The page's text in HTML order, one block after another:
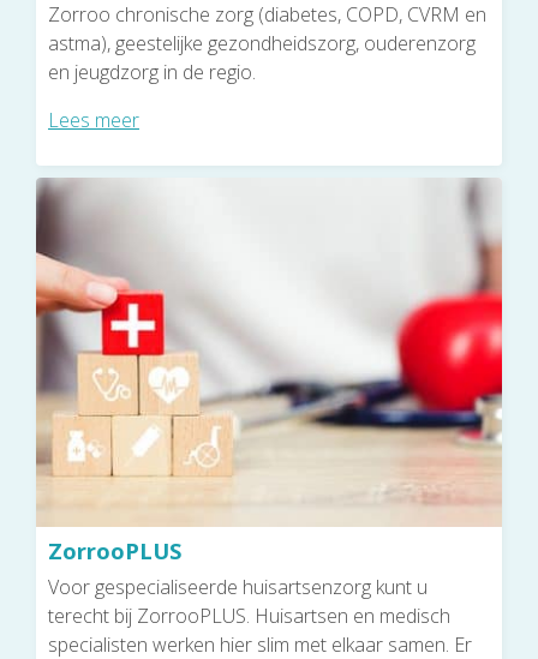
Zorroo chronische zorg (diabetes, COPD, CVRM en
astma), geestelijke gezondheidszorg, ouderenzorg
en jeugdzorg in de regio.
Lees meer
ZorrooPLUS
Voor gespecialiseerde huisartsenzorg kunt u
terecht bij ZorrooPLUS. Huisartsen en medisch
specialisten werken hier slim met elkaar samen. Er